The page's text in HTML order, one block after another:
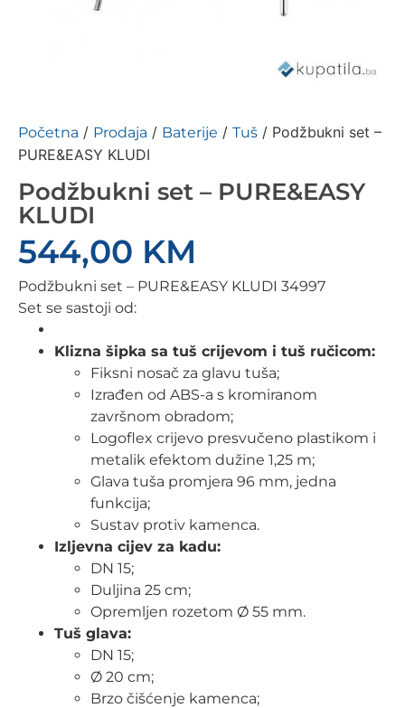
Početna / Prodaja / Baterije / Tuš / Podžbukni set –
PURE&EASY KLUDI
Podžbukni set – PURE&EASY
KLUDI
544,00 KM
Podžbukni set – PURE&EASY KLUDI 34997
Set se sastoji od:
Klizna šipka sa tuš crijevom i tuš ručicom:
Fiksni nosač za glavu tuša;
Izrađen od ABS-a s kromiranom
završnom obradom;
Logoflex crijevo presvučeno plastikom i
metalik efektom dužine 1,25 m;
Glava tuša promjera 96 mm, jedna
funkcija;
Sustav protiv kamenca.
Izljevna cijev za kadu:
DN 15;
Duljina 25 cm;
Opremljen rozetom Ø 55 mm.
Tuš glava:
DN 15;
Ø 20 cm;
Brzo čišćenje kamenca;